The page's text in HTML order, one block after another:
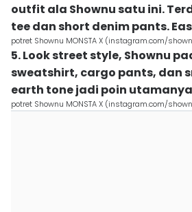
outfit ala Shownu satu ini.
tee dan short denim pants.
potret Shownu MONSTA X (instagram.com/
5. Look street style, Shownu
sweatshirt, cargo pants, dan
earth tone jadi poin
potret Shownu MONSTA X (instagram.com/